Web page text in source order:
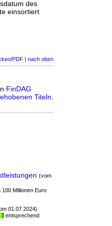
des
einsortiert
PDF | nach oben
FinDAG
Titeln
(vom
Millionen Euro
01.07.2024)
3 entsprechend